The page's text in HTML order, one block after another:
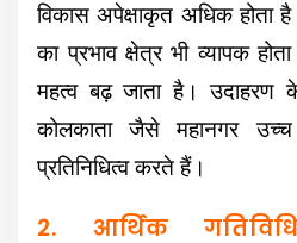
विकास अपेक्षाकृत अधिक होता
का प्रभाव क्षेत्र भी व्यापक
महत्व बढ़ जाता है। उदाहरण
कोलकाता जैसे महानगर उच्च
प्रतिनिधित्व करते हैं।
2. आर्थिक